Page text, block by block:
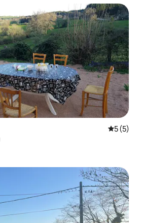
คะแนนเฉ
5 (5)